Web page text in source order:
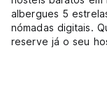
albergues 5
nómadas digitais.
reserve já o seu